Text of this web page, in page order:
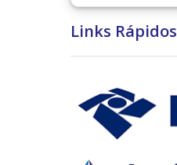
Links Rápidos